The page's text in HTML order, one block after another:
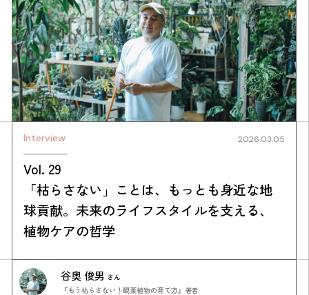
Interview 2026.03.05
Vol. 29
「枯らさない」ことは、もっとも身近な地
球貢献。未来のライフスタイルを支える、
植物ケアの哲学
谷奥 俊男 さん
『もう枯らさない！観葉植物の育て方』著者